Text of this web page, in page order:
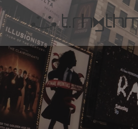
コ
ン
テ
ツ
へ
ス
キ
ッ
プ